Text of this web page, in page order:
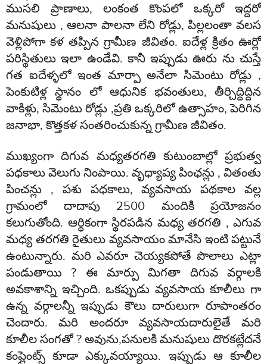
ముసలి ప్రాణాలు, లంకంత కొంపలో ఒక్కరో ఇద్దరో
మనుషులు , ఆలనా పాలనా లేని రోడ్లు, పిల్లలంతా వలస
వెళ్లిపోగా కళ తప్పిన గ్రామీణ జీవితం. ఐదేళ్ల క్రితం ఊర్లో
పరిస్థితులు ఇలా ఉండేవి. కానీ ఇప్పుడు ఊరు ను చుస్తే
గత ఐదేళ్ళలో ఇంత మార్పా అనేలా సిమెంటు రోడ్లు ,
పెంకుటిళ్ల స్థానం లో ఆధునిక భవంతులు, తీర్చిద్దిద్దిన
వాకిళ్లు, సిమెంటు రోడ్లు ,ప్రతి ఒక్కరిలో ఉత్సాహం, పెరిగిన
జనాభా, కొత్తకళ సంతరించుకున్న గ్రామీణ జీవితం.
ముఖ్యంగా దిగువ మధ్యతరగతి కుటుంబాల్లో ప్రభుత్వ
పధకాలు వెలుగు నింపాయి. వృధ్యాప్య పింఛన్లు , వితంతు
పించన్లు , పశు పధకాలు, వ్యవసాయ పథకాల వల్ల
గ్రామంలో దాదాపు 2500 మందికి ప్రయోజనం
కలుగుతోంది. ఆర్ధికంగా స్థిరపడిన మధ్య తరగతి , ఎగువ
మధ్య తరగతి రైతులు వ్యవసాయం మానేసి ఇంటి పట్టునే
ఉంటున్నారు. మరి ఎవరూ చెయ్యకపోతే పొలాలు ఎట్లా
పండుతాయి ? ఈ మార్పు మిగతా దిగువ వర్గాలకి
అవకాశాన్ని ఇచ్చింది. ఒకప్పుడు వ్యవసాయ కూలీలు గా
ఉన్న వర్గాలన్నీ ఇప్పుడు కౌలు దారులుగా రూపాంతరం
చెందారు. మరి అందరూ వ్యవసాయదారులైతే మరి
కూలీల సంగతో ? అవును,పనులకి మనుషులు దొరకట్లేదనే
కంప్లైంట్స్ కూడా ఎక్కువయ్యాయి. ఇప్పుడు ఆ కూలీల